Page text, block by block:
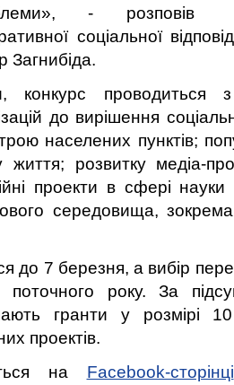
- розповів
соціальної
Загнибіда.
конкурс проводиться
до вирішення
населених пунктів;
життя; розвитку медіа-
проекти в сфері науки
середовища,
до 7 березня, а вибір
року. За
гранти у розмірі
проектів.
на Facebook-сторінці